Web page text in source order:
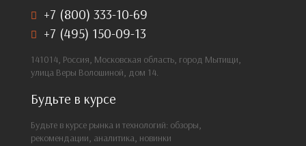
+7 (800) 333-10-69
+7 (495) 150-09-13
141014, Россия, Московская область, город Мытищи,
улица Веры Волошиной, дом 14.
Будьте в курсе
Будьте в курсе рынка и технологий: обзоры,
рекомендации, аналитика, новинки